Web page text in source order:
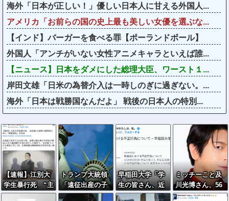
海外「日本が正しい！」優しい日本人に甘える外国人...
アメリカ「お前らの国の史上最も美しい女優を選ぶな...
【インド】バーガーを食べる罪【ポーランドボール】
外国人「アンチがいない女性アニメキャラといえば誰...
【ニュース】日本をダメにした総理大臣、ワースト１...
岸田文雄「日米の為替介入は一時しのぎに過ぎない。...
海外「日本は戦勝国なんだよ」 戦後の日本人の特別...
【速報】江別大
学生暴行死 “主
犯格”の特定少
トランプ大統領
「遠征出産の子
に米国籍を与え
早稲田大学「学
生の皆さん、近
隣飲食店での無
ミッチーこと及
川光博さん、56
歳で再婚→新し